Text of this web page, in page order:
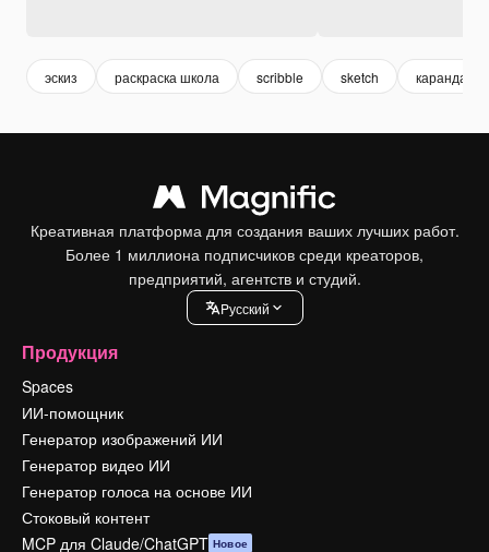
эскиз раскраска школа scribble sketch карандаш
Креативная платформа для создания ваших лучших работ.
Более 1 миллиона подписчиков среди креаторов,
предприятий, агентств и студий.
Pусский
Продукция
Spaces
ИИ-помощник
Генератор изображений ИИ
Генератор видео ИИ
Генератор голоса на основе ИИ
Стоковый контент
MCP для Claude/ChatGPT Новое